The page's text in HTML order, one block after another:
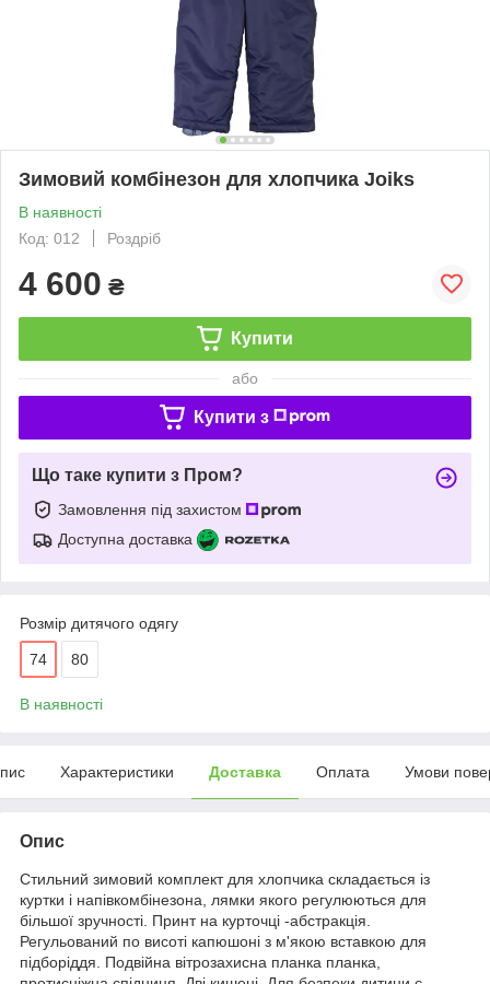
Зимовий комбінезон для хлопчика Joiks
В наявності
Код: 012
Роздріб
4 600 ₴
Купити
або
Купити з
Що таке купити з Пром?
Замовлення під захистом
Доступна доставка
Розмір дитячого одягу
74 80
В наявності
Характеристики Доставка Оплата Умови
Опис
Стильний зимовий комплект для хлопчика складається із
куртки і напівкомбінезона, лямки якого регулюються для
більшої зручності. Принт на курточці -абстракція.
Регульований по висоті капюшоні з м'якою вставкою для
підборіддя. Подвійна вітрозахисна планка планка,